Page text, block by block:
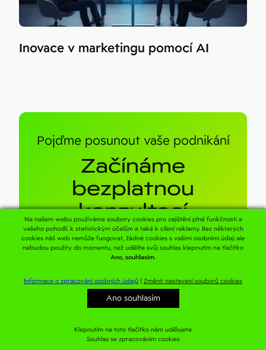
Inovace v marketingu pomocí AI
Pojďme posunout vaše podnikání
Začínáme
bezplatnou
konzultací
Spojte se s námi
Digital s.r.o.
+420 731 533 572
Na našem webu používáme soubory cookies pro zajištění plné funkčnosti a
vašeho pohodlí, k statistickým účelům a také k cílení reklamy. Bez některých
cookies náš web nemůže fungovat, žádné cookies s vašimi osobními údaji ale
nebudou použity do momentu, než udělíte svůj souhlas klepnutím na tlačítko
Ano, souhlasím.
Informace o zpracování osobních údajů | Změnit nastavení souborů cookies
Ano souhlasím
Klepnutím na toto tlačítko nám udělujete
Souhlas se zpracováním cookies